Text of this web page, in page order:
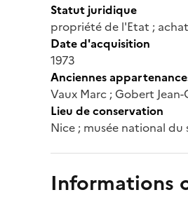
Statut juridique
propriété de l'Etat ;
Date d'acquisition
1973
Anciennes
Vaux Marc ; Gobert
Lieu de conservation
Nice ; musée national du
Informations